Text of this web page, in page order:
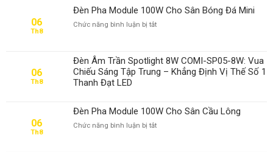
06
Th8
Đèn Pha Module 100W Cho Sân Bóng Đá Mini
Chức năng bình luận bị tắtở
100W
Cho
Đá
06
Th8
Đèn Âm Trần Spotlight 8W COMI-SP05-8W: Vua
Chiếu Sáng Tập Trung – Khẳng Định Vị Thế Số 1
Thanh Đạt LED
06
Th8
Đèn Pha Module 100W Cho Sân Cầu Lông
Chức năng bình luận bị tắtở